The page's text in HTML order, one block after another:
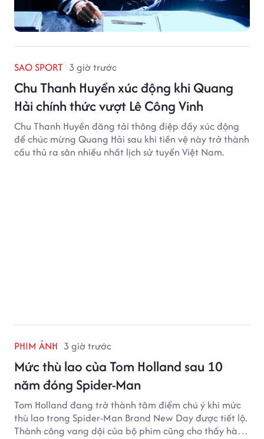
SAO SPORT 3 giờ trước
Chu Thanh Huyền xúc động khi Quang
Hải chính thức vượt Lê Công Vinh
Chu Thanh Huyền đăng tải thông điệp đầy xúc động
để chúc mừng Quang Hải sau khi tiền vệ này trở thành
cầu thủ ra sân nhiều nhất lịch sử tuyển Việt Nam.
PHIM ẢNH 3 giờ trước
Mức thù lao của Tom Holland sau 10
năm đóng Spider-Man
Tom Holland đang trở thành tâm điểm chú ý khi mức
thù lao trong Spider-Man Brand New Day được tiết lộ.
Thành công vang dội của bộ phim cũng cho thấy hành